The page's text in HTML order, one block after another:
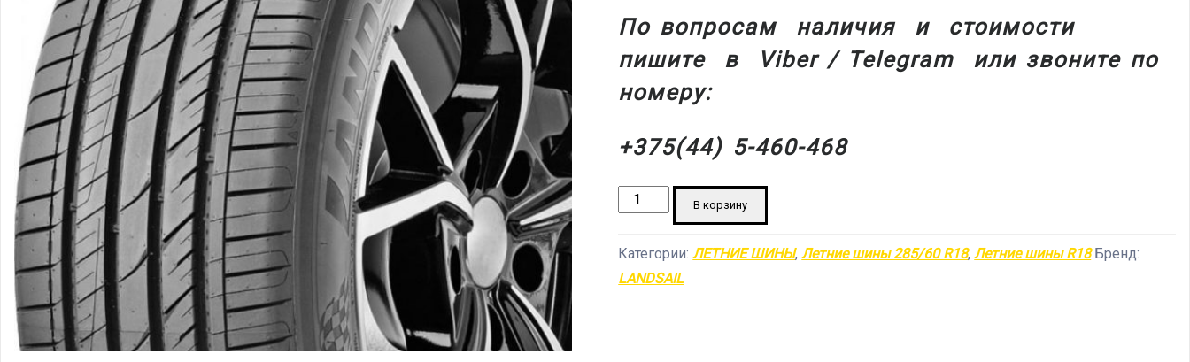
По вопросам наличия и стоимости
пишите в
Viber / Telegram или звоните по
номеру:
+375(44) 5-460-468
Количество
Летние
шины
В корзину
Категории:ЛЕТНИЕ ШИНЫ,Летние шины 285/60 R18,Летние шины R18 Бренд:
LANDSAIL